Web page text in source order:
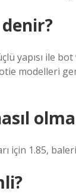
yapısı ile
modelleri
için 1.85,